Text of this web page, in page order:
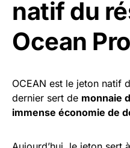
natif du
Ocean
OCEAN est le jeton natif
dernier sert de monnaie
immense économie de